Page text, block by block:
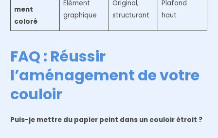
ment
coloré
Élément
graphique
Original,
structurant
Plafond
haut
FAQ : Réussir
l’aménagement de votre
couloir
Puis-je mettre du papier peint dans un couloir étroit ?